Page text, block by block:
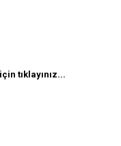
tıklayınız...